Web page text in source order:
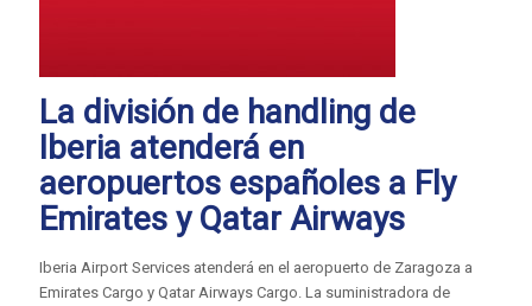
La división de handling de
Iberia atenderá en
aeropuertos españoles a Fly
Emirates y Qatar Airways
Iberia Airport Services atenderá en el aeropuerto de Zaragoza a
Emirates Cargo y Qatar Airways Cargo. La suministradora de